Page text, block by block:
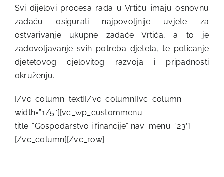
Svi dijelovi procesa rada u Vrtiću imaju osnovnu
zadaću osigurati najpovoljnije uvjete za
ostvarivanje ukupne zadaće Vrtića, a to je
zadovoljavanje svih potreba djeteta, te poticanje
djetetovog cjelovitog razvoja i pripadnosti
okruženju.
[/vc_column_text][/vc_column][vc_column
width=”1/5″][vc_wp_custommenu
title=”Gospodarstvo i financije” nav_menu=”23″]
[/vc_column][/vc_row]